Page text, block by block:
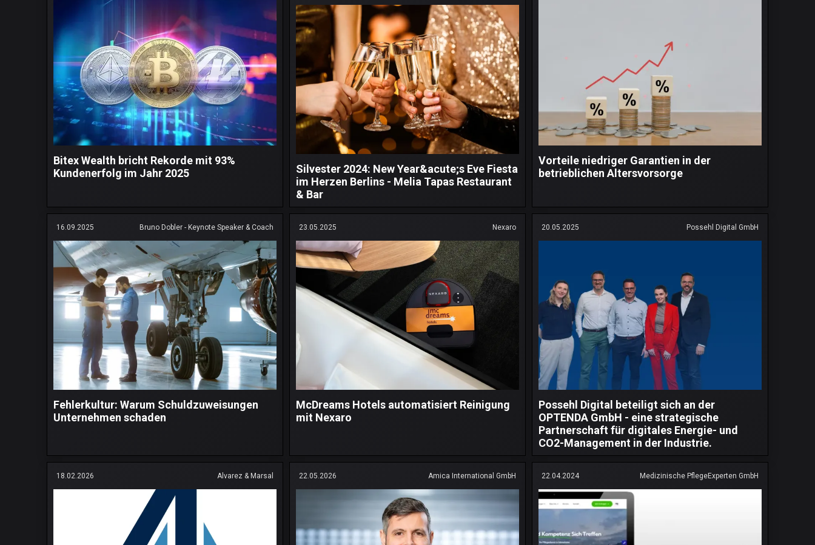
Bitex Wealth bricht Rekorde mit 93%
Kundenerfolg im Jahr 2025
Silvester 2024: New Year&acute;s Eve Fiesta
im Herzen Berlins - Melia Tapas Restaurant
& Bar
Vorteile niedriger Garantien in der
betrieblichen Altersvorsorge
16.09.2025 Bruno Dobler - Keynote Speaker & Coach
Fehlerkultur: Warum Schuldzuweisungen
Unternehmen schaden
23.05.2025 Nexaro
McDreams Hotels automatisiert Reinigung
mit Nexaro
20.05.2025 Possehl Digital GmbH
Possehl Digital beteiligt sich an der
OPTENDA GmbH - eine strategische
Partnerschaft für digitales Energie- und
CO2-Management in der Industrie.
18.02.2026 Alvarez & Marsal 22.05.2026 Amica International GmbH 22.04.2024 Medizinische PflegeExperten GmbH